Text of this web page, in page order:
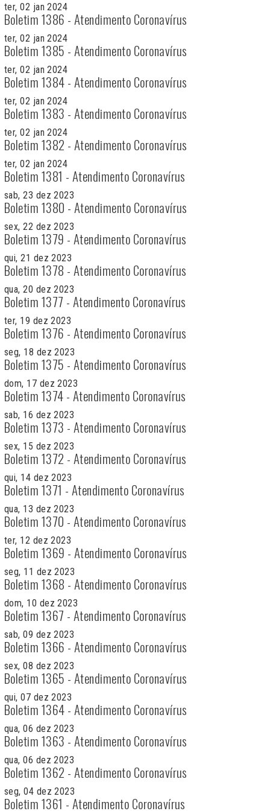
ter, 02 jan 2024
Boletim 1386 - Atendimento Coronavírus
ter, 02 jan 2024
Boletim 1385 - Atendimento Coronavírus
ter, 02 jan 2024
Boletim 1384 - Atendimento Coronavírus
ter, 02 jan 2024
Boletim 1383 - Atendimento Coronavírus
ter, 02 jan 2024
Boletim 1382 - Atendimento Coronavírus
ter, 02 jan 2024
Boletim 1381 - Atendimento Coronavírus
sab, 23 dez 2023
Boletim 1380 - Atendimento Coronavírus
sex, 22 dez 2023
Boletim 1379 - Atendimento Coronavírus
qui, 21 dez 2023
Boletim 1378 - Atendimento Coronavírus
qua, 20 dez 2023
Boletim 1377 - Atendimento Coronavírus
ter, 19 dez 2023
Boletim 1376 - Atendimento Coronavírus
seg, 18 dez 2023
Boletim 1375 - Atendimento Coronavírus
dom, 17 dez 2023
Boletim 1374 - Atendimento Coronavírus
sab, 16 dez 2023
Boletim 1373 - Atendimento Coronavírus
sex, 15 dez 2023
Boletim 1372 - Atendimento Coronavírus
qui, 14 dez 2023
Boletim 1371 - Atendimento Coronavírus
qua, 13 dez 2023
Boletim 1370 - Atendimento Coronavírus
ter, 12 dez 2023
Boletim 1369 - Atendimento Coronavírus
seg, 11 dez 2023
Boletim 1368 - Atendimento Coronavírus
dom, 10 dez 2023
Boletim 1367 - Atendimento Coronavírus
sab, 09 dez 2023
Boletim 1366 - Atendimento Coronavírus
sex, 08 dez 2023
Boletim 1365 - Atendimento Coronavírus
qui, 07 dez 2023
Boletim 1364 - Atendimento Coronavírus
qua, 06 dez 2023
Boletim 1363 - Atendimento Coronavírus
qua, 06 dez 2023
Boletim 1362 - Atendimento Coronavírus
seg, 04 dez 2023
Boletim 1361 - Atendimento Coronavírus